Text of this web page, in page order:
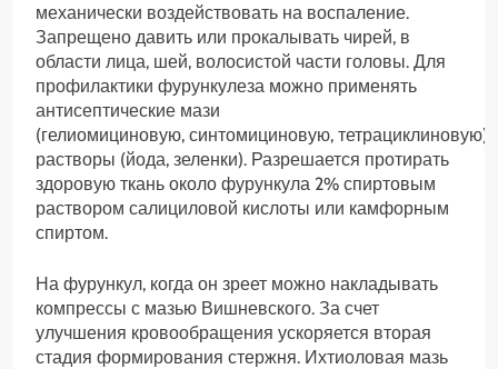
механически воздействовать на воспаление.
Запрещено давить или прокалывать чирей, в
области лица, шей, волосистой части головы. Для
профилактики фурункулеза можно применять
антисептические мази
(гелиомициновую, синтомициновую, тетрациклиновую),
растворы (йода, зеленки). Разрешается протирать
здоровую ткань около фурункула 2% спиртовым
раствором салициловой кислоты или камфорным
спиртом.
На фурункул, когда он зреет можно накладывать
компрессы с мазью Вишневского. За счет
улучшения кровообращения ускоряется вторая
стадия формирования стержня. Ихтиоловая мазь